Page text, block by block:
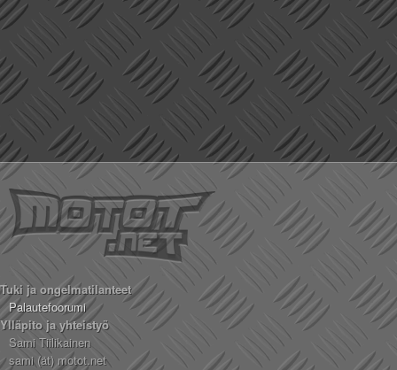
Tuki ja ongelmatilanteet
Palautefoorumi
Ylläpito ja yhteistyö
Sami Tiilikainen
sami (ät) motot.net